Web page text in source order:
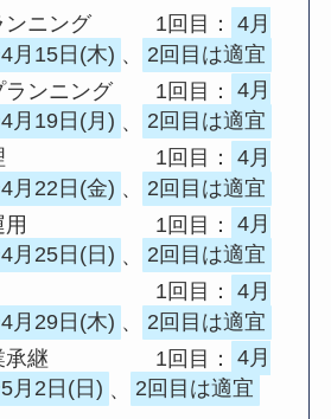
ンニング 1回目：
4月
月15日(木) 、
2回目は適宜
ランニング 1回目：
4月
月19日(月) 、
2回目は適宜
管理 1回目：
4月
月22日(金) 、
2回目は適宜
運用 1回目：
4月
月25日(日) 、
2回目は適宜
1回目：
4月
月29日(木) 、
2回目は適宜
業承継 1回目：
4月
月2日(日) 、 2回目は適宜